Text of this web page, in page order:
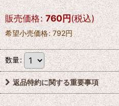
販売価格: 760円(税込)
希望小売価格: 792円
数量:
返品特約に関する重要事項